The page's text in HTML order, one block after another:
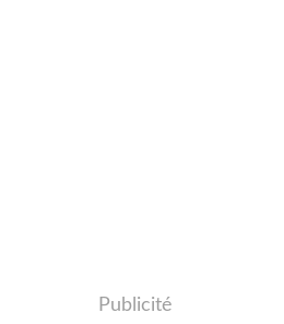
Publicité